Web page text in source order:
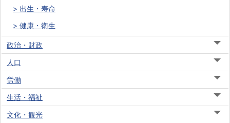
出生・寿命
健康・衛生
政治・財政
人口
労働
生活・福祉
文化・観光